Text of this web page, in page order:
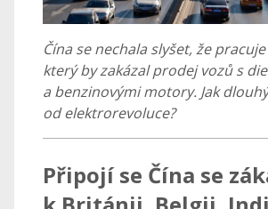
Čína se nechala slyšet, že
který by zakázal prodej vozů s
a benzinovými motory. Jak
od elektrorevoluce?
Připojí se Čína se